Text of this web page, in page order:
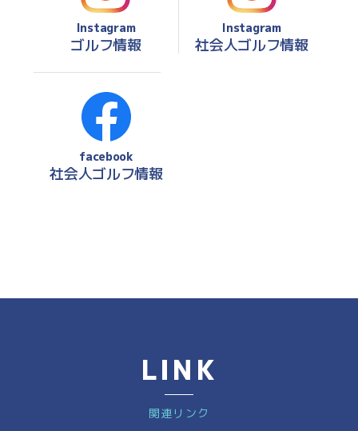
Instagram
ゴルフ情報
Instagram
社会人ゴルフ情報
facebook
社会人ゴルフ情報
LINK
関連リンク